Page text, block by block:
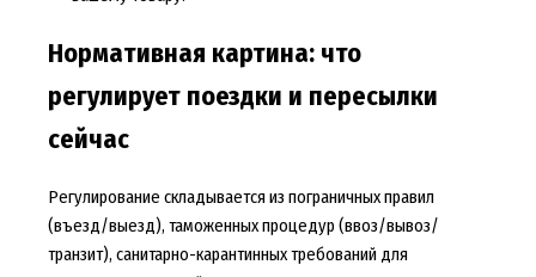
Нормативная картина: что
регулирует поездки и пересылки
сейчас
Регулирование складывается из пограничных правил
(въезд/выезд), таможенных процедур (ввоз/вывоз/
транзит), санитарно-карантинных требований для